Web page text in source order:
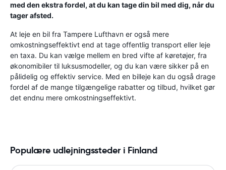
med den ekstra fordel, at du kan tage din bil med dig, når du
tager afsted.
At leje en bil fra Tampere Lufthavn er også mere
omkostningseffektivt end at tage offentlig transport eller leje
en taxa. Du kan vælge mellem en bred vifte af køretøjer, fra
økonomibiler til luksusmodeller, og du kan være sikker på en
pålidelig og effektiv service. Med en billeje kan du også drage
fordel af de mange tilgængelige rabatter og tilbud, hvilket gør
det endnu mere omkostningseffektivt.
Populære udlejningssteder i Finland